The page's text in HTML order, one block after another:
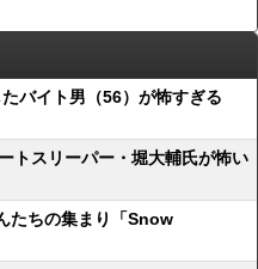
たバイト男（56）が怖すぎる
トスリーパー・堀大輔氏が怖い
たちの集まり「Snow